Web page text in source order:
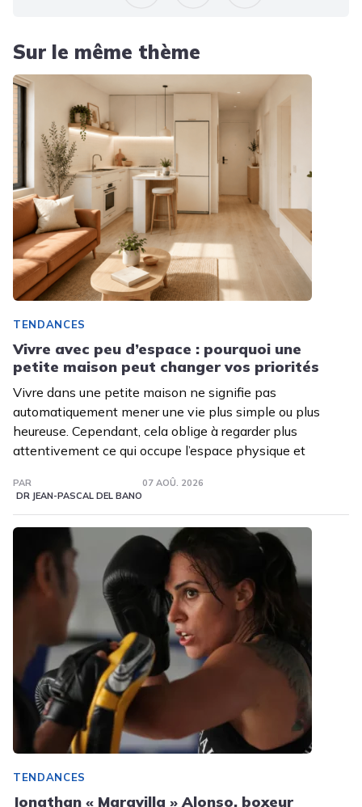
Sur le même thème
TENDANCES
Vivre avec peu d’espace : pourquoi une
petite maison peut changer vos priorités
Vivre dans une petite maison ne signifie pas
automatiquement mener une vie plus simple ou plus
heureuse. Cependant, cela oblige à regarder plus
attentivement ce qui occupe l’espace physique et
PAR
DR JEAN-PASCAL DEL BANO
07 AOÛ. 2026
TENDANCES
Jonathan « Maravilla » Alonso, boxeur